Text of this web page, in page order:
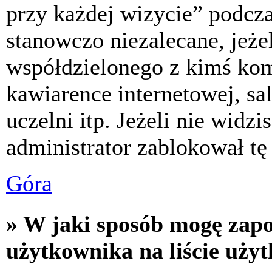
przy każdej wizycie”
stanowczo niezalecane,
współdzielonego z kimś
kawiarence internetowej,
uczelni itp. Jeżeli nie
administrator zablokował
Góra
» W jaki sposób mogę
użytkownika na liście